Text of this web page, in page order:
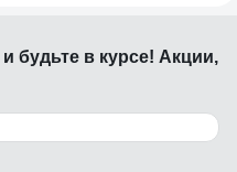
и будьте в курсе! Акции,